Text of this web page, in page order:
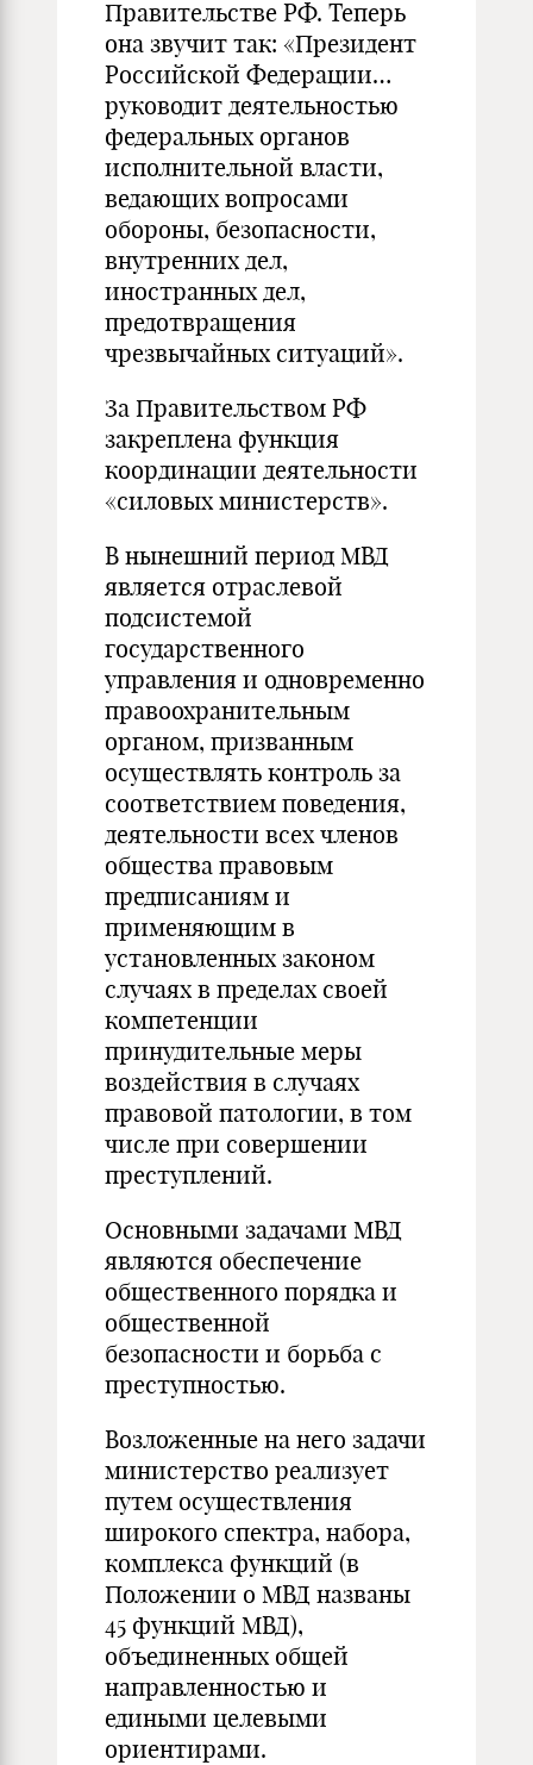
Правительстве РФ. Теперь
она звучит так: «Президент
Российской Федерации…
руководит деятельностью
федеральных органов
исполнительной власти,
ведающих вопросами
обороны, безопасности,
внутренних дел,
иностранных дел,
предотвращения
чрезвычайных ситуаций».
За Правительством РФ
закреплена функция
координации деятельности
«силовых министерств».
В нынешний период МВД
является отраслевой
подсистемой
государственного
управления и одновременно
правоохранительным
органом, призванным
осуществлять контроль за
соответствием поведения,
деятельности всех членов
общества правовым
предписаниям и
применяющим в
установленных законом
случаях в пределах своей
компетенции
принудительные меры
воздействия в случаях
правовой патологии, в том
числе при совершении
преступлений.
Основными задачами МВД
являются обеспечение
общественного порядка и
общественной
безопасности и борьба с
преступностью.
Возложенные на него задачи
министерство реализует
путем осуществления
широкого спектра, набора,
комплекса функций (в
Положении о МВД названы
45 функций МВД),
объединенных общей
направленностью и
едиными целевыми
ориентирами.